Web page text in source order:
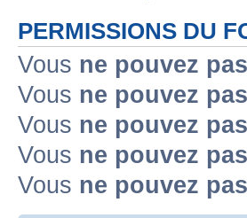
PERMISSIONS DU
Vous ne pouvez pas
Vous ne pouvez pas
Vous ne pouvez pas
Vous ne pouvez pas
Vous ne pouvez pas